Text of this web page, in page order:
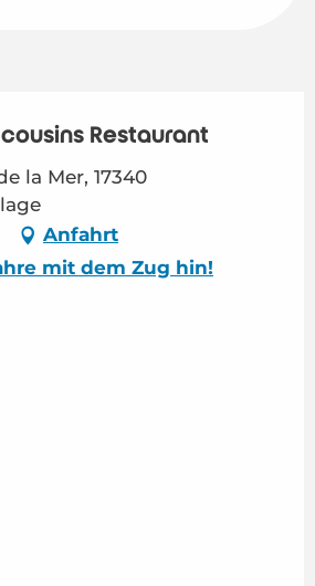
Restaurant
la Mer, 17340
Anfahrt
mit dem Zug hin!